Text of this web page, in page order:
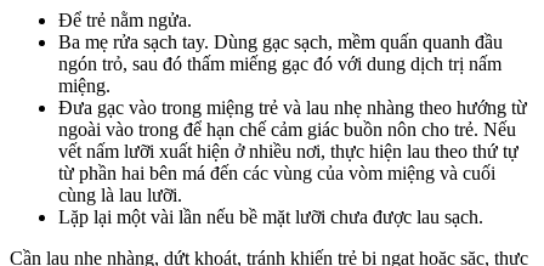
Để trẻ nằm ngửa.
Ba mẹ rửa sạch tay. Dùng gạc sạch, mềm quấn quanh đầu
ngón trỏ, sau đó thấm miếng gạc đó với dung dịch trị nấm
miệng.
Đưa gạc vào trong miệng trẻ và lau nhẹ nhàng theo hướng từ
ngoài vào trong để hạn chế cảm giác buồn nôn cho trẻ. Nếu
vết nấm lưỡi xuất hiện ở nhiều nơi, thực hiện lau theo thứ tự
từ phần hai bên má đến các vùng của vòm miệng và cuối
cùng là lau lưỡi.
Lặp lại một vài lần nếu bề mặt lưỡi chưa được lau sạch.
Cần lau nhẹ nhàng, dứt khoát, tránh khiến trẻ bị ngạt hoặc sặc, thực